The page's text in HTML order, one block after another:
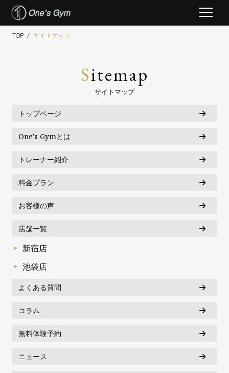
SkipTOP / サイトマップ
Sitemap
サイトマップ
トップページ
One's Gymとは
トレーナー紹介
料金プラン
お客様の声
店舗一覧
新宿店
池袋店
よくある質問
コラム
無料体験予約
ニュース